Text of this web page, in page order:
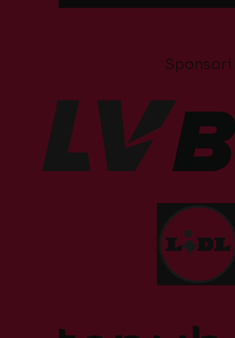
Sponsori